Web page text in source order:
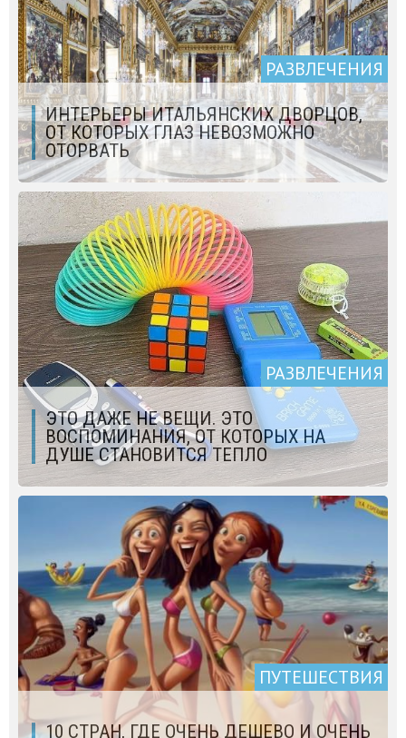
РАЗВЛЕЧЕНИЯ
ИНТЕРЬЕРЫ ИТАЛЬЯНСКИХ ДВОРЦОВ,
ОТ КОТОРЫХ ГЛАЗ НЕВОЗМОЖНО
ОТОРВАТЬ
РАЗВЛЕЧЕНИЯ
ЭТО ДАЖЕ НЕ ВЕЩИ. ЭТО
ВОСПОМИНАНИЯ, ОТ КОТОРЫХ НА
ДУШЕ СТАНОВИТСЯ ТЕПЛО
ПУТЕШЕСТВИЯ
10 СТРАН, ГДЕ ОЧЕНЬ ДЕШЕВО И ОЧЕНЬ